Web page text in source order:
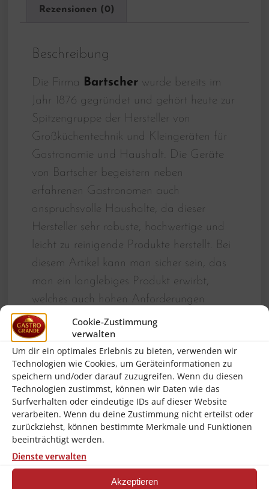
Cookie-Zustimmung
verwalten
Um dir ein optimales Erlebnis zu bieten, verwenden wir
Technologien wie Cookies, um Geräteinformationen zu
speichern und/oder darauf zuzugreifen. Wenn du diesen
Technologien zustimmst, können wir Daten wie das
Surfverhalten oder eindeutige IDs auf dieser Website
verarbeiten. Wenn du deine Zustimmung nicht erteilst oder
zurückziehst, können bestimmte Merkmale und Funktionen
beeinträchtigt werden.
Dienste verwalten
Akzeptieren
Rezensionen (0)
Beschreibung
Die Firma Bartscher wurde bereits im
Jahr 1876 gegründet und gehört heute zur
Spitzengruppe der Hersteller von
Großküchentechnik und Kleingeräten für
Gastronomie und Haushalt. Die Geräte
von Bartscher begeistern neben
erfahrenen Gastronomen auch
anspruchsvolle Haushalte, da dieser
Hersteller sehr robuste, hochwertige und
leicht zu reinigende Produkte herstellt. Bei
diesem Artikel kann man sicher sein, das
man ein langlebiges Produkt erwirbt,
welches auch hohen Anforderungen
gerecht wird! Bartscher für Gastronomie
und qualitätsbewusste Anwendung!!!
"Kalte Speisen" perfekt präsentiert.
Der Buffetwagen ist mit der integrierten
Beleuchtung, dem Hustenschutz mit Ablagefunktion
und Rollen für bequeme Transportmöglichkeiten
optimal ausgestattet.
Brand:Bartscher
Beleuchtung:Am Hustenschutz